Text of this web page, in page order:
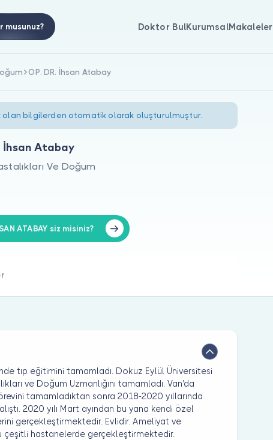
musunuz? Doktor BulKurumsalMakaleler
OP. DR. İhsan Atabay
olan bilgilerden otomatik olarak oluşturulmuştur.
İhsan Atabay
Ve Doğum
ATABAY siz misiniz?
tıp eğitimini tamamladı. Dokuz Eylül Üniversitesi
ve Doğum Uzmanlığını tamamladı. Van'da
tamamladıktan sonra 2018-2020 yıllarında
2020 yılı Mart ayından bu yana kendi özel
gerçekleştirmektedir. Evlidir. Ameliyat ve
çeşitli hastanelerde gerçekleştirmektedir.